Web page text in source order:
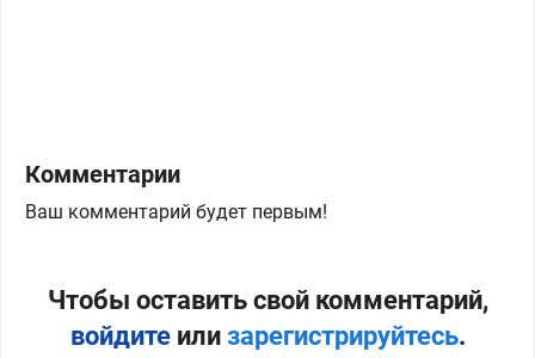
Комментарии
Ваш комментарий будет первым!
Чтобы оставить свой комментарий,
войдитеили зарегистрируйтесь.